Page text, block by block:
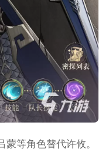
等角色替代许攸。